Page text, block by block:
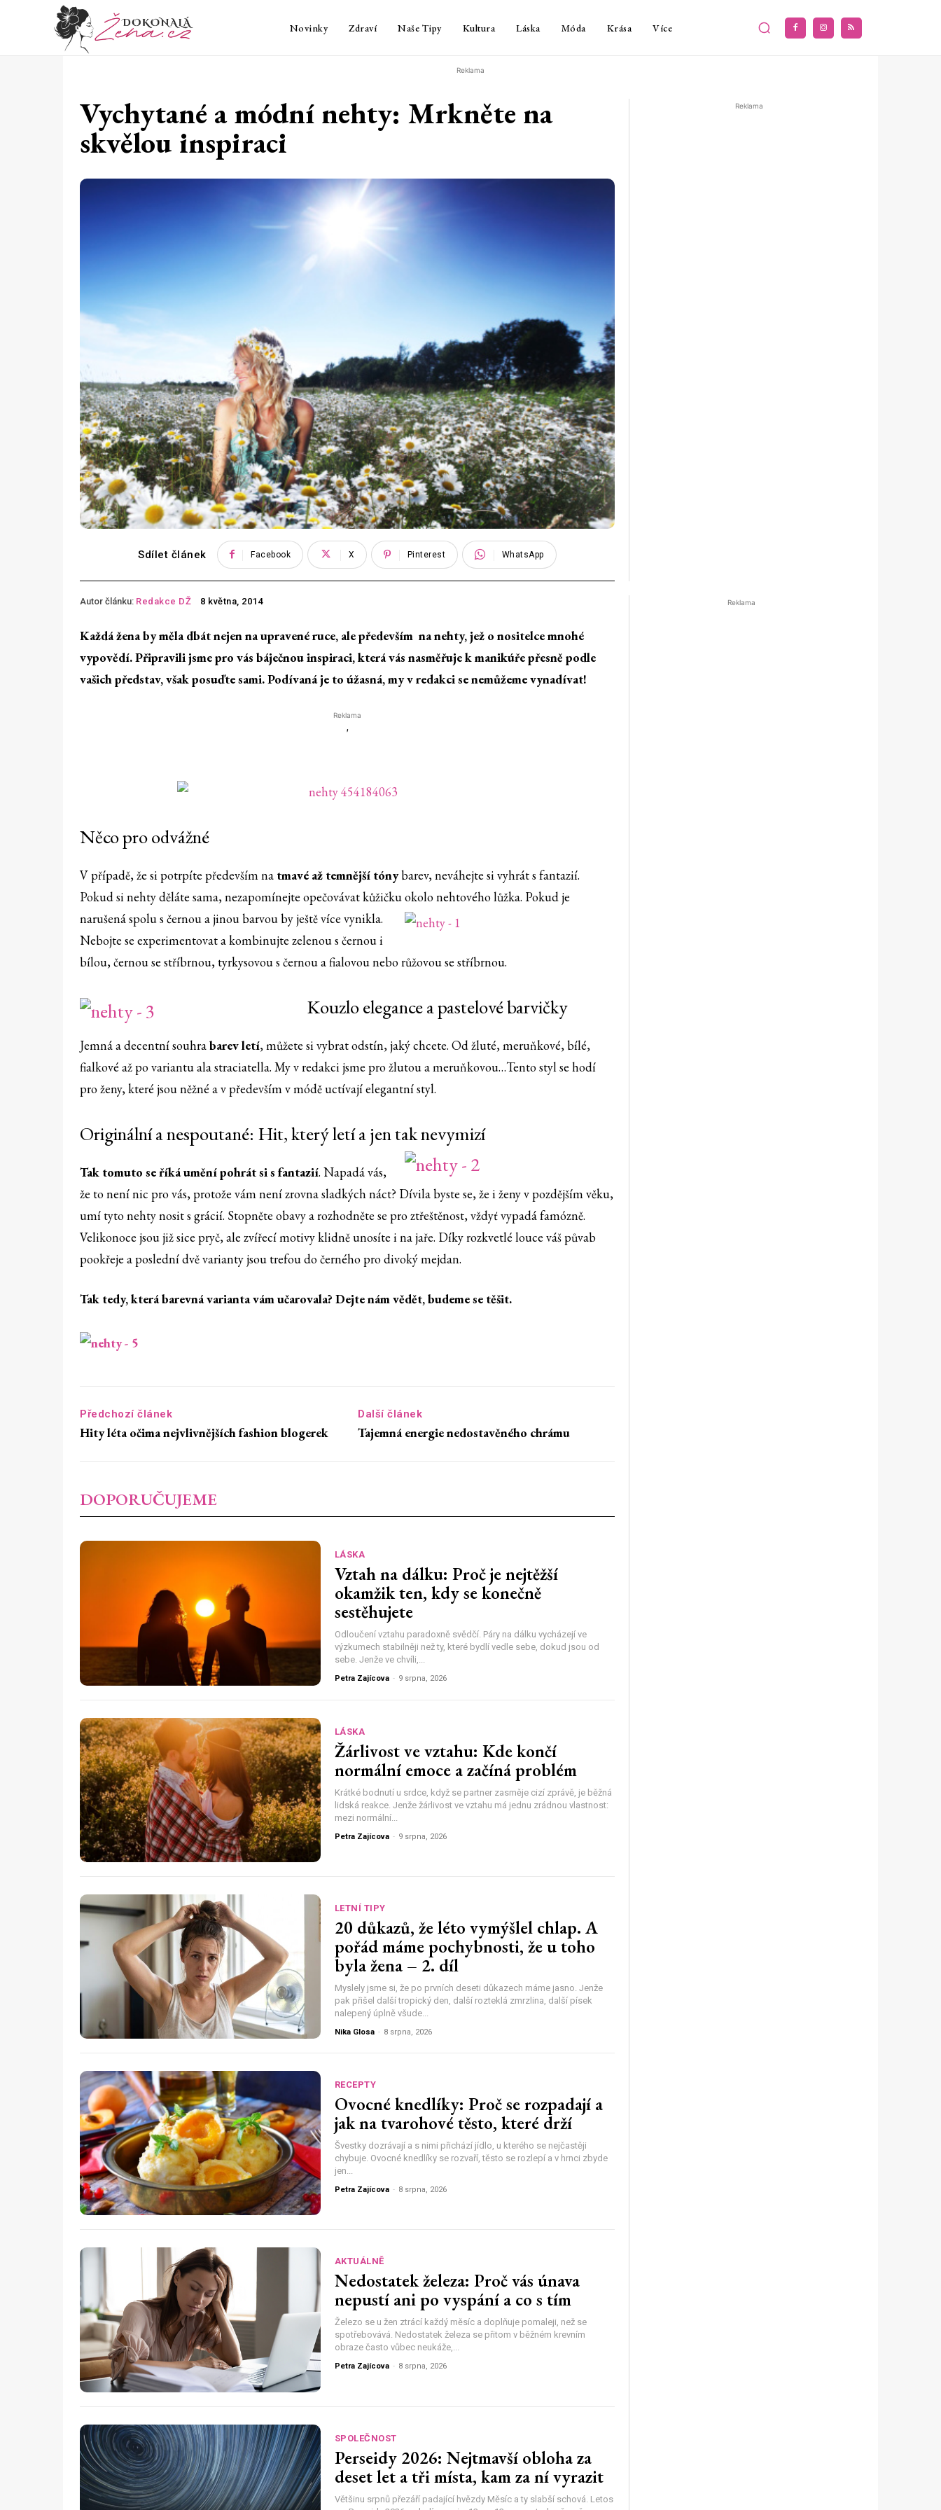
Novinky Zdraví Naše Tipy Kultura Láska Móda Krása Více
Reklama
Vychytané a módní nehty: Mrkněte na
skvělou inspiraci
Sdílet článek Facebook X Pinterest WhatsApp
Reklama
Autor článku: Redakce DŽ 8 května, 2014
Každá žena by měla dbát nejen na upravené ruce, ale především na nehty, jež o nositelce mnohé
vypovědí. Připravili jsme pro vás báječnou inspiraci, která vás nasměřuje k manikúře přesně podle
vašich představ, však posuďte sami. Podívaná je to úžasná, my v redakci se nemůžeme vynadívat!
Reklama
'
Něco pro odvážné
V případě, že si potrpíte především na tmavé až temnější tónybarev, neváhejte si vyhrát s fantazií.
Pokud si nehty děláte sama, nezapomínejte opečovávat kůžičku okolo nehtového lůžka. Pokud je
narušená spolu s černou a jinou barvou by ještě více vynikla.
Nebojte se experimentovat a kombinujte zelenou s černou i
bílou, černou se stříbrnou, tyrkysovou s černou a fialovou nebo růžovou se stříbrnou.
Kouzlo elegance a pastelové barvičky
Jemná a decentní souhrabarev letí, můžete si vybrat odstín, jaký chcete. Od žluté, meruňkové, bílé,
fialkové až po variantu ala straciatella. My v redakci jsme pro žlutou a meruňkovou…Tento styl se hodí
pro ženy, které jsou něžné a v především v módě uctívají elegantní styl.
Originální a nespoutané: Hit, který letí a jen tak nevymizí
Tak tomuto se říká umění pohrát si s fantazií. Napadá vás,
že to není nic pro vás, protože vám není zrovna sladkých náct? Dívila byste se, že i ženy v pozdějším věku,
umí tyto nehty nosit s grácií. Stopněte obavy a rozhodněte se pro ztřeštěnost, vždyť vypadá famózně.
Velikonoce jsou již sice pryč, ale zvířecí motivy klidně unosíte i na jaře. Díky rozkvetlé louce váš půvab
pookřeje a poslední dvě varianty jsou trefou do černého pro divoký mejdan.
Tak tedy, která barevná varianta vám učarovala? Dejte nám vědět, budeme se těšit.
Předchozí článek
Hity léta očima nejvlivnějších fashion blogerek
Další článek
Tajemná energie nedostavěného chrámu
DOPORUČUJEME
LÁSKA
Vztah na dálku: Proč je nejtěžší
okamžik ten, kdy se konečně
sestěhujete
Odloučení vztahu paradoxně svědčí. Páry na dálku vycházejí ve
výzkumech stabilněji než ty, které bydlí vedle sebe, dokud jsou od
sebe. Jenže ve chvíli,...
Petra Zajícova - 9 srpna, 2026
LÁSKA
Žárlivost ve vztahu: Kde končí
normální emoce a začíná problém
Krátké bodnutí u srdce, když se partner zasměje cizí zprávě, je běžná
lidská reakce. Jenže žárlivost ve vztahu má jednu zrádnou vlastnost:
mezi normální...
Petra Zajícova - 9 srpna, 2026
LETNÍ TIPY
20 důkazů, že léto vymýšlel chlap. A
pořád máme pochybnosti, že u toho
byla žena – 2. díl
Myslely jsme si, že po prvních deseti důkazech máme jasno. Jenže
pak přišel další tropický den, další rozteklá zmrzlina, další písek
nalepený úplně všude...
Nika Glosa - 8 srpna, 2026
RECEPTY
Ovocné knedlíky: Proč se rozpadají a
jak na tvarohové těsto, které drží
Švestky dozrávají a s nimi přichází jídlo, u kterého se nejčastěji
chybuje. Ovocné knedlíky se rozvaří, těsto se rozlepí a v hrnci zbyde
jen...
Petra Zajícova - 8 srpna, 2026
AKTUÁLNĚ
Nedostatek železa: Proč vás únava
nepustí ani po vyspání a co s tím
Železo se u žen ztrácí každý měsíc a doplňuje pomaleji, než se
spotřebovává. Nedostatek železa se přitom v běžném krevním
obraze často vůbec neukáže,...
Petra Zajícova - 8 srpna, 2026
SPOLEČNOST
Perseidy 2026: Nejtmavší obloha za
deset let a tři místa, kam za ní vyrazit
Většinu srpnů přezáří padající hvězdy Měsíc a ty slabší schová. Letos
Reklama